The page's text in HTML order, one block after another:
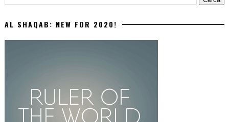
AL SHAQAB: NEW FOR 2020!